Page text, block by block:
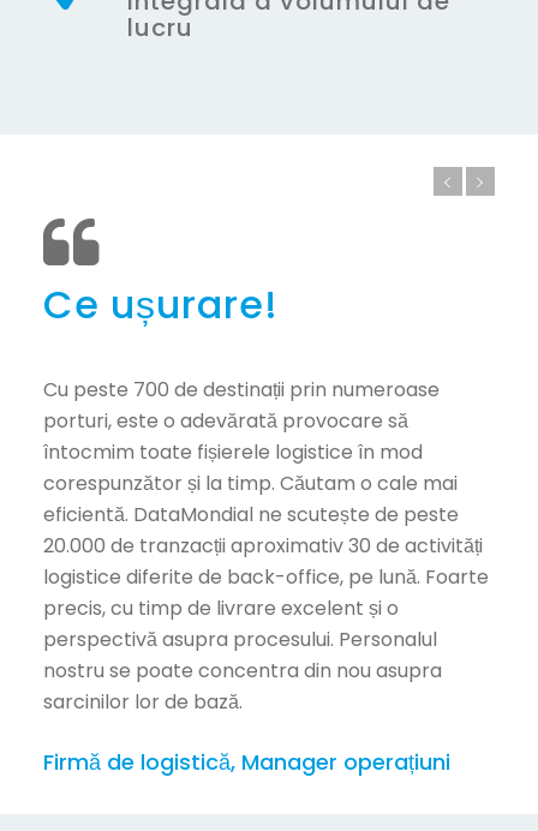
lucru
Ce ușurare!
Cu peste 700 de destinații prin numeroase
porturi, este o adevărată provocare să
întocmim toate fișierele logistice în mod
corespunzător și la timp. Căutam o cale mai
eficientă. DataMondial ne scutește de peste
20.000 de tranzacții aproximativ 30 de activități
logistice diferite de back-office, pe lună. Foarte
precis, cu timp de livrare excelent și o
perspectivă asupra procesului. Personalul
nostru se poate concentra din nou asupra
sarcinilor lor de bază.
Firmă de logistică, Manager operațiuni